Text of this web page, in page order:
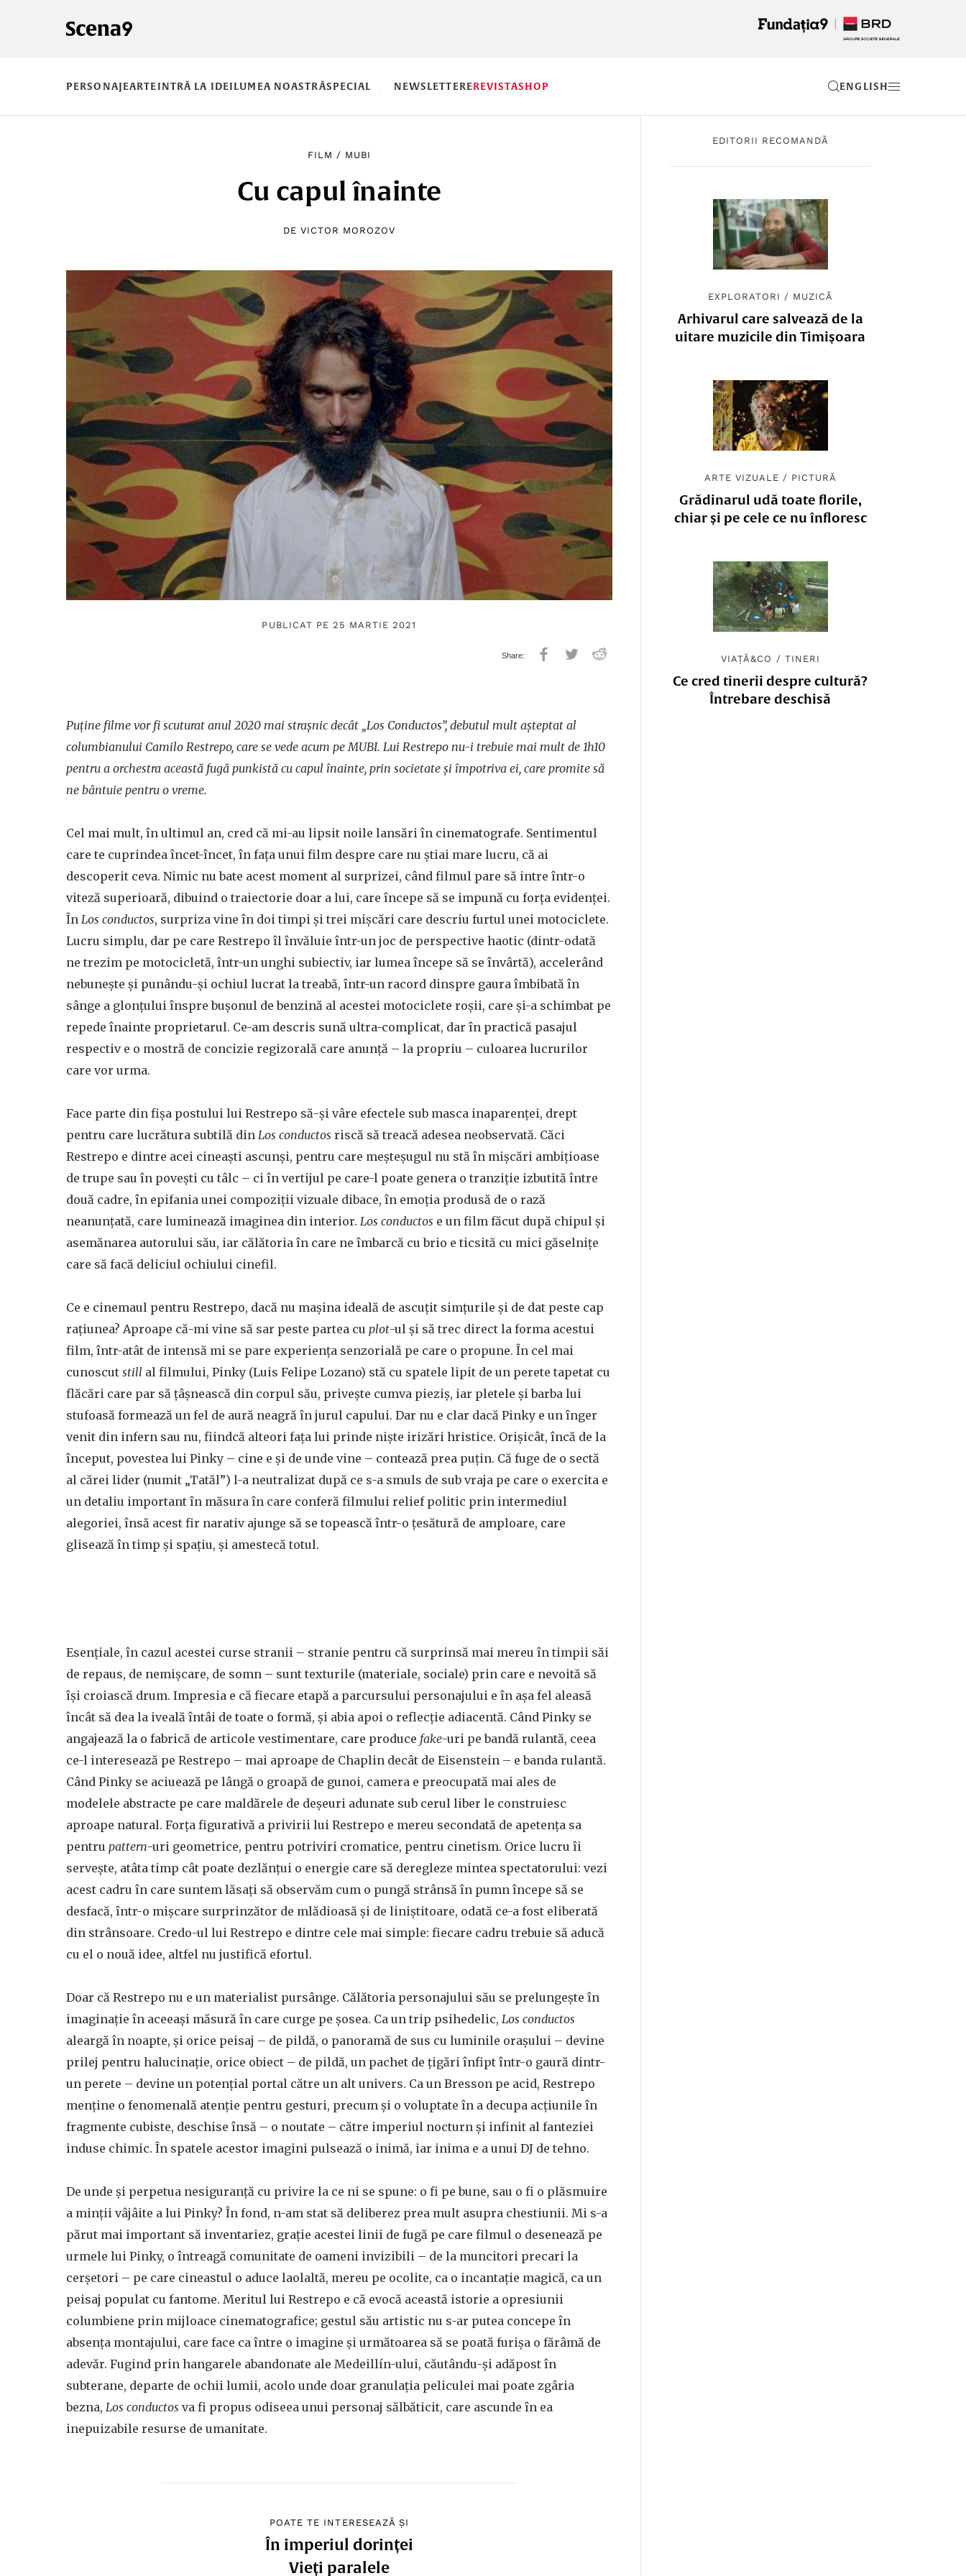
PERSONAJEARTEINTRĂ LA IDEILUMEA NOASTRĂSPECIAL NEWSLETTEREREVISTASHOP EN
FILM / MUBI
Cu capul înainte
DE VICTOR MOROZOV
PUBLICAT PE 25 MARTIE 2021
Puține filme vor fi scuturat anul 2020 mai strașnic decât „Los Conductos”, debutul mult așteptat al
columbianului Camilo Restrepo, care se vede acum pe MUBI. Lui Restrepo nu-i trebuie mai mult de 1h10
pentru a orchestra această fugă punkistă cu capul înainte, prin societate și împotriva ei, care promite să
ne bântuie pentru o vreme.
Cel mai mult, în ultimul an, cred că mi-au lipsit noile lansări în cinematografe. Sentimentul
care te cuprindea încet-încet, în fața unui film despre care nu știai mare lucru, că ai
descoperit ceva. Nimic nu bate acest moment al surprizei, când filmul pare să intre într-o
viteză superioară, dibuind o traiectorie doar a lui, care începe să se impună cu forța evidenței.
În Los conductos, surpriza vine în doi timpi și trei mișcări care descriu furtul unei motociclete.
Lucru simplu, dar pe care Restrepo îl învăluie într-un joc de perspective haotic (dintr-odată
ne trezim pe motocicletă, într-un unghi subiectiv, iar lumea începe să se învârtă), accelerând
nebunește și punându-și ochiul lucrat la treabă, într-un racord dinspre gaura îmbibată în
sânge a glonțului înspre bușonul de benzină al acestei motociclete roșii, care și-a schimbat pe
repede înainte proprietarul. Ce-am descris sună ultra-complicat, dar în practică pasajul
respectiv e o mostră de concizie regizorală care anunță – la propriu – culoarea lucrurilor
care vor urma.
Face parte din fișa postului lui Restrepo să-și vâre efectele sub masca inaparenței, drept
pentru care lucrătura subtilă din Los conductos riscă să treacă adesea neobservată. Căci
Restrepo e dintre acei cineaști ascunși, pentru care meșteșugul nu stă în mișcări ambițioase
de trupe sau în povești cu tâlc – ci în vertijul pe care-l poate genera o tranziție izbutită între
două cadre, în epifania unei compoziții vizuale dibace, în emoția produsă de o rază
neanunțată, care luminează imaginea din interior. Los conductos e un film făcut după chipul și
asemănarea autorului său, iar călătoria în care ne îmbarcă cu brio e ticsită cu mici găselnițe
care să facă deliciul ochiului cinefil.
Ce e cinemaul pentru Restrepo, dacă nu mașina ideală de ascuțit simțurile și de dat peste cap
rațiunea? Aproape că-mi vine să sar peste partea cu plot-ul și să trec direct la forma acestui
film, într-atât de intensă mi se pare experiența senzorială pe care o propune. În cel mai
cunoscut still al filmului, Pinky (Luis Felipe Lozano) stă cu spatele lipit de un perete tapetat cu
flăcări care par să țâșnească din corpul său, privește cumva pieziș, iar pletele și barba lui
stufoasă formează un fel de aură neagră în jurul capului. Dar nu e clar dacă Pinky e un înger
venit din infern sau nu, fiindcă alteori fața lui prinde niște irizări hristice. Orișicât, încă de la
început, povestea lui Pinky – cine e și de unde vine – contează prea puțin. Că fuge de o sectă
al cărei lider (numit „Tatăl”) l-a neutralizat după ce s-a smuls de sub vraja pe care o exercita e
un detaliu important în măsura în care conferă filmului relief politic prin intermediul
alegoriei, însă acest fir narativ ajunge să se topească într-o țesătură de amploare, care
glisează în timp și spațiu, și amestecă totul.
Esențiale, în cazul acestei curse stranii – stranie pentru că surprinsă mai mereu în timpii săi
de repaus, de nemișcare, de somn – sunt texturile (materiale, sociale) prin care e nevoită să
își croiască drum. Impresia e că fiecare etapă a parcursului personajului e în așa fel aleasă
încât să dea la iveală întâi de toate o formă, și abia apoi o reflecție adiacentă. Când Pinky se
angajează la o fabrică de articole vestimentare, care produce fake-uri pe bandă rulantă, ceea
ce-l interesează pe Restrepo – mai aproape de Chaplin decât de Eisenstein – e banda rulantă.
Când Pinky se aciuează pe lângă o groapă de gunoi, camera e preocupată mai ales de
modelele abstracte pe care maldărele de deșeuri adunate sub cerul liber le construiesc
aproape natural. Forța figurativă a privirii lui Restrepo e mereu secondată de apetența sa
pentru pattern-uri geometrice, pentru potriviri cromatice, pentru cinetism. Orice lucru îi
servește, atâta timp cât poate dezlănțui o energie care să deregleze mintea spectatorului: vezi
acest cadru în care suntem lăsați să observăm cum o pungă strânsă în pumn începe să se
desfacă, într-o mișcare surprinzător de mlădioasă și de liniștitoare, odată ce-a fost eliberată
din strânsoare. Credo-ul lui Restrepo e dintre cele mai simple: fiecare cadru trebuie să aducă
cu el o nouă idee, altfel nu justifică efortul.
Doar că Restrepo nu e un materialist pursânge. Călătoria personajului său se prelungește în
imaginație în aceeași măsură în care curge pe șosea. Ca un trip psihedelic, Los conductos
aleargă în noapte, și orice peisaj – de pildă, o panoramă de sus cu luminile orașului – devine
prilej pentru halucinație, orice obiect – de pildă, un pachet de țigări înfipt într-o gaură dintr-
un perete – devine un potențial portal către un alt univers. Ca un Bresson pe acid, Restrepo
menține o fenomenală atenție pentru gesturi, precum și o voluptate în a decupa acțiunile în
fragmente cubiste, deschise însă – o noutate – către imperiul nocturn și infinit al fanteziei
induse chimic. În spatele acestor imagini pulsează o inimă, iar inima e a unui DJ de tehno.
De unde și perpetua nesiguranță cu privire la ce ni se spune: o fi pe bune, sau o fi o plăsmuire
a minții vâjâite a lui Pinky? În fond, n-am stat să deliberez prea mult asupra chestiunii. Mi s-a
părut mai important să inventariez, grație acestei linii de fugă pe care filmul o desenează pe
urmele lui Pinky, o întreagă comunitate de oameni invizibili – de la muncitori precari la
cerșetori – pe care cineastul o aduce laolaltă, mereu pe ocolite, ca o incantație magică, ca un
peisaj populat cu fantome. Meritul lui Restrepo e că evocă această istorie a opresiunii
columbiene prin mijloace cinematografice; gestul său artistic nu s-ar putea concepe în
absența montajului, care face ca între o imagine și următoarea să se poată furișa o fărâmă de
adevăr. Fugind prin hangarele abandonate ale Medeillín-ului, căutându-și adăpost în
subterane, departe de ochii lumii, acolo unde doar granulația peliculei mai poate zgâria
bezna, Los conductos va fi propus odiseea unui personaj sălbăticit, care ascunde în ea
inepuizabile resurse de umanitate.
POATE TE INTERESEAZĂ ȘI
În imperiul dorinței
Vieți paralele
EDITORII RECOMANDĂ
EXPLORATORI / MUZICĂ
Arhivarul care salvează de la
uitare muzicile din Timișoara
ARTE VIZUALE / PICTURĂ
Grădinarul udă toate florile,
chiar și pe cele ce nu înfloresc
VIAȚĂ&CO / TINERI
Ce cred tinerii despre cultură?
Întrebare deschisă